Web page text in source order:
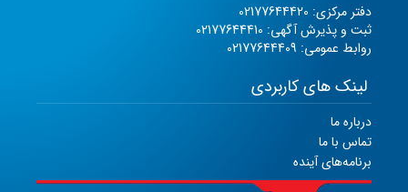
دفتر مرکزی: 02177644420
ثبت و پذیرش آگهی: 02177644410
روابط عمومی: 02177644409
لینک های کاربردی
درباره ما
تماس با ما
برنامه‌های آینده